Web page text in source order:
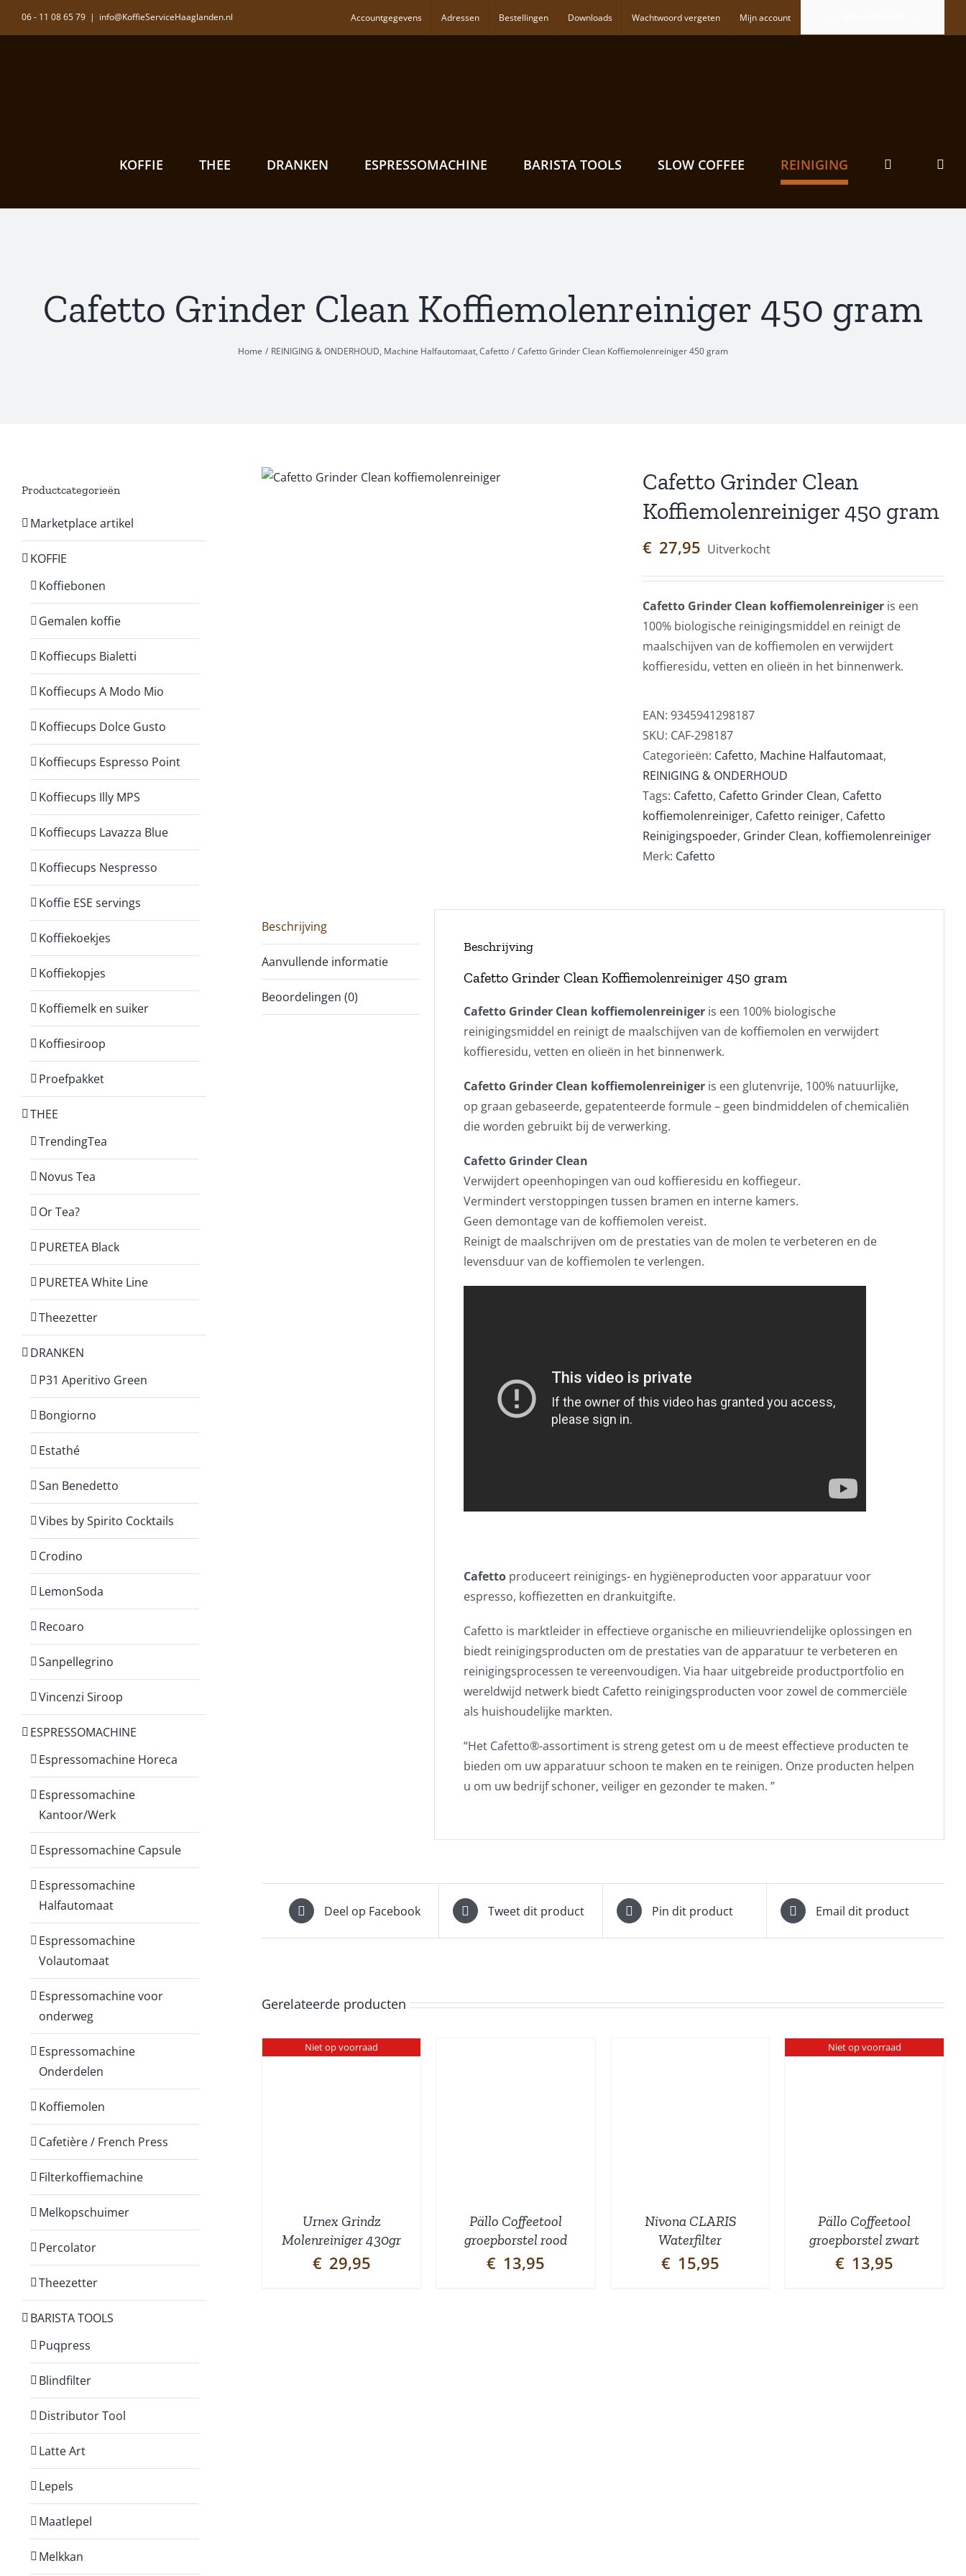
06 - 11 08 65 79 | info@KoffieServiceHaaglanden.nl Accountgegevens Adressen Bestellingen Downloads Wachtwoord vergeten Mijn account
KOFFIE THEE DRANKEN ESPRESSOMACHINE BARISTA TOOLS SLOW COFFEE REINIGING
Cafetto Grinder Clean Koffiemolenreiniger 450 gram
Home REINIGING & ONDERHOUD Machine Halfautomaat Cafetto Cafetto Grinder Clean Koffiemolenreiniger 450 gram
Cafetto Grinder Clean
Koffiemolenreiniger 450 gram
€ 27,95 Uitverkocht
Cafetto Grinder Clean koffiemolenreinigeris een
100% biologische reinigingsmiddel en reinigt de
maalschijven van de koffiemolen en verwijdert
koffieresidu, vetten en olieën in het binnenwerk.
EAN: 9345941298187
SKU: CAF-298187
Categorieën: Cafetto, Machine Halfautomaat,
REINIGING & ONDERHOUD
Tags: Cafetto, Cafetto Grinder Clean, Cafetto
koffiemolenreiniger, Cafetto reiniger, Cafetto
Reinigingspoeder, Grinder Clean, koffiemolenreiniger
Merk: Cafetto
Beschrijving
Aanvullende informatie
Beoordelingen (0)
Beschrijving
Cafetto Grinder Clean Koffiemolenreiniger 450 gram
Cafetto Grinder Clean koffiemolenreinigeris een 100% biologische
reinigingsmiddel en reinigt de maalschijven van de koffiemolen en verwijdert
koffieresidu, vetten en olieën in het binnenwerk.
Cafetto Grinder Clean koffiemolenreinigeris een glutenvrije, 100% natuurlijke,
op graan gebaseerde, gepatenteerde formule – geen bindmiddelen of chemicaliën
die worden gebruikt bij de verwerking.
Cafetto Grinder Clean
Verwijdert opeenhopingen van oud koffieresidu en koffiegeur.
Vermindert verstoppingen tussen bramen en interne kamers.
Geen demontage van de koffiemolen vereist.
Reinigt de maalschrijven om de prestaties van de molen te verbeteren en de
levensduur van de koffiemolen te verlengen.
Cafettoproduceert reinigings- en hygiëneproducten voor apparatuur voor
espresso, koffiezetten en drankuitgifte.
Cafetto is marktleider in effectieve organische en milieuvriendelijke oplossingen en
biedt reinigingsproducten om de prestaties van de apparatuur te verbeteren en
reinigingsprocessen te vereenvoudigen. Via haar uitgebreide productportfolio en
wereldwijd netwerk biedt Cafetto reinigingsproducten voor zowel de commerciële
als huishoudelijke markten.
“Het Cafetto®-assortiment is streng getest om u de meest effectieve producten te
bieden om uw apparatuur schoon te maken en te reinigen. Onze producten helpen
u om uw bedrijf schoner, veiliger en gezonder te maken. ”
Deel op Facebook Tweet dit product Pin dit product Email dit product
Gerelateerde producten
Niet op voorraad
Urnex Grindz
Molenreiniger 430gr
€ 29,95
Pällo Coffeetool
groepborstel rood
€ 13,95
Nivona CLARIS
Waterfilter
€ 15,95
Niet op voorraad
Pällo Coffeetool
groepborstel zwart
€ 13,95
Productcategorieën
Marketplace artikel
KOFFIE
Koffiebonen
Gemalen koffie
Koffiecups Bialetti
Koffiecups A Modo Mio
Koffiecups Dolce Gusto
Koffiecups Espresso Point
Koffiecups Illy MPS
Koffiecups Lavazza Blue
Koffiecups Nespresso
Koffie ESE servings
Koffiekoekjes
Koffiekopjes
Koffiemelk en suiker
Koffiesiroop
Proefpakket
THEE
TrendingTea
Novus Tea
Or Tea?
PURETEA Black
PURETEA White Line
Theezetter
DRANKEN
P31 Aperitivo Green
Bongiorno
Estathé
San Benedetto
Vibes by Spirito Cocktails
Crodino
LemonSoda
Recoaro
Sanpellegrino
Vincenzi Siroop
ESPRESSOMACHINE
Espressomachine Horeca
Espressomachine
Kantoor/Werk
Espressomachine Capsule
Espressomachine
Halfautomaat
Espressomachine
Volautomaat
Espressomachine voor
onderweg
Espressomachine
Onderdelen
Koffiemolen
Cafetière / French Press
Filterkoffiemachine
Melkopschuimer
Percolator
Theezetter
BARISTA TOOLS
Puqpress
Blindfilter
Distributor Tool
Latte Art
Lepels
Maatlepel
Melkkan